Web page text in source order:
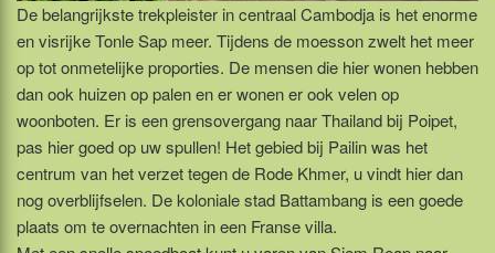
De belangrijkste trekpleister in centraal Cambodja is het enorme
en visrijke Tonle Sap meer. Tijdens de moesson zwelt het meer
op tot onmetelijke proporties. De mensen die hier wonen hebben
dan ook huizen op palen en er wonen er ook velen op
woonboten. Er is een grensovergang naar Thailand bij Poipet,
pas hier goed op uw spullen! Het gebied bij Pailin was het
centrum van het verzet tegen de Rode Khmer, u vindt hier dan
nog overblijfselen. De koloniale stad Battambang is een goede
plaats om te overnachten in een Franse villa.